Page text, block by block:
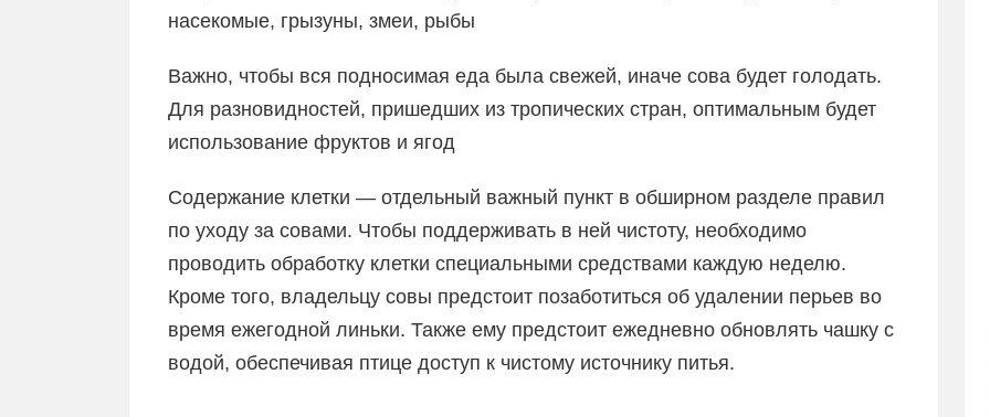
насекомые, грызуны, змеи, рыбы
Важно, чтобы вся подносимая еда была свежей, иначе сова будет голодать.
Для разновидностей, пришедших из тропических стран, оптимальным будет
использование фруктов и ягод
Содержание клетки — отдельный важный пункт в обширном разделе правил
по уходу за совами. Чтобы поддерживать в ней чистоту, необходимо
проводить обработку клетки специальными средствами каждую неделю.
Кроме того, владельцу совы предстоит позаботиться об удалении перьев во
время ежегодной линьки. Также ему предстоит ежедневно обновлять чашку с
водой, обеспечивая птице доступ к чистому источнику питья.